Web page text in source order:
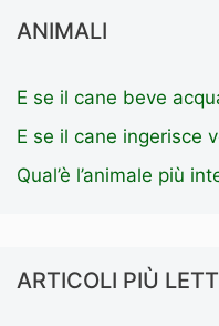
ANIMALI
E se il cane beve
E se il cane ingerisce
Qual’è l’animale più
ARTICOLI PIÙ